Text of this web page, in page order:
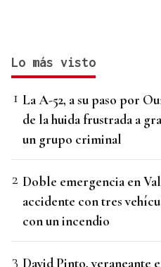
Lo más visto
La A-52, a su paso por
de la huida frustrada a
un grupo criminal
Doble emergencia en
accidente con tres
con un incendio
David Pinto, veraneante